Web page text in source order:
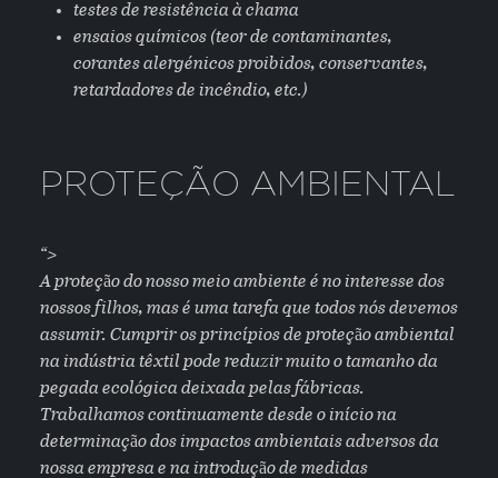
testes de resistência à chama
ensaios químicos (teor de contaminantes,
corantes alergénicos proibidos, conservantes,
retardadores de incêndio, etc.)
PROTEÇÃO AMBIENTAL
“>
A proteção do nosso meio ambiente é no interesse dos
nossos filhos, mas é uma tarefa que todos nós devemos
assumir. Cumprir os princípios de proteção ambiental
na indústria têxtil pode reduzir muito o tamanho da
pegada ecológica deixada pelas fábricas.
Trabalhamos continuamente desde o início na
determinação dos impactos ambientais adversos da
nossa empresa e na introdução de medidas